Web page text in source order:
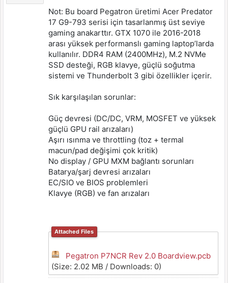
Not: Bu board Pegatron üretimi Acer Predator
17 G9-793 serisi için tasarlanmış üst seviye
gaming anakarttır. GTX 1070 ile 2016-2018
arası yüksek performanslı gaming laptop’larda
kullanılır. DDR4 RAM (2400MHz), M.2 NVMe
SSD desteği, RGB klavye, güçlü soğutma
sistemi ve Thunderbolt 3 gibi özellikler içerir.
Sık karşılaşılan sorunlar:
Güç devresi (DC/DC, VRM, MOSFET ve yüksek
güçlü GPU rail arızaları)
Aşırı ısınma ve throttling (toz + termal
macun/pad değişimi çok kritik)
No display / GPU MXM bağlantı sorunları
Batarya/şarj devresi arızaları
EC/SIO ve BIOS problemleri
Klavye (RGB) ve fan arızaları
Attached Files
Pegatron P7NCR Rev 2.0 Boardview.pcb
(Size: 2.02 MB / Downloads: 0)